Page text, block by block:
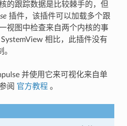
的跟踪数据是比较棘手的，但
插件，该插件可以加载多个跟
视图中检查来自两个内核的事
相比，此插件没有
并使用它来可视化来自单
阅 官方教程 。